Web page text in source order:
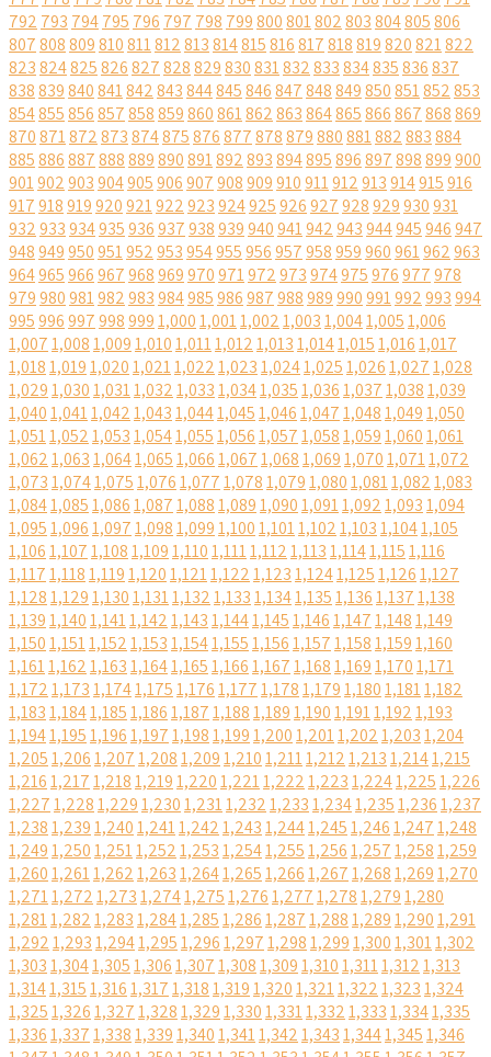
792 793 794795 796 797 798 799800801802803804805806
807808809810811812813814815816817818819820821822
823824825826827828829830831832833834835836837
838839840841842843844845846847848849850851852853
854855856857858859860861862863864865866867868869
870871872873874875876877878879880881882883884
885886887888889890891892893894895896897898899900
901902903904905906907908909910911912913914915916
917918919920921922923924925926927928929930931
932933934935936937938939940941942943944945946947
948949950951952953954955956957958959960961962963
964965966967968969970971972973974975976977978
979980981982983984985986987988989990991992993994
9959969979989991,0001,0011,0021,0031,0041,0051,006
1,0071,0081,0091,0101,0111,0121,0131,0141,0151,0161,017
1,0181,0191,0201,0211,0221,0231,0241,0251,0261,0271,028
1,0291,0301,0311,0321,0331,0341,0351,0361,0371,0381,039
1,0401,0411,0421,0431,0441,0451,0461,0471,0481,0491,050
1,0511,0521,0531,0541,0551,0561,0571,0581,0591,0601,061
1,0621,0631,0641,0651,0661,0671,0681,0691,0701,0711,072
1,0731,0741,0751,0761,0771,0781,0791,0801,0811,0821,083
1,0841,0851,0861,0871,0881,0891,0901,0911,0921,0931,094
1,0951,0961,0971,0981,0991,1001,1011,1021,1031,1041,105
1,1061,1071,1081,1091,1101,1111,1121,1131,1141,1151,116
1,1171,1181,1191,1201,1211,1221,1231,1241,1251,1261,127
1,1281,1291,1301,1311,1321,1331,1341,1351,1361,1371,138
1,1391,1401,1411,1421,1431,1441,1451,1461,1471,1481,149
1,1501,1511,1521,1531,1541,1551,1561,1571,1581,1591,160
1,1611,1621,1631,1641,1651,1661,1671,1681,1691,1701,171
1,1721,1731,1741,1751,1761,1771,1781,1791,1801,1811,182
1,1831,1841,1851,1861,1871,1881,1891,1901,1911,1921,193
1,1941,1951,1961,1971,1981,1991,2001,2011,2021,2031,204
1,2051,2061,2071,2081,2091,2101,2111,2121,2131,2141,215
1,2161,2171,2181,2191,2201,2211,2221,2231,2241,2251,226
1,2271,2281,2291,2301,2311,2321,2331,2341,2351,2361,237
1,2381,2391,2401,2411,2421,2431,2441,2451,2461,2471,248
1,2491,2501,2511,2521,2531,2541,2551,2561,2571,2581,259
1,2601,2611,2621,2631,2641,2651,2661,2671,2681,2691,270
1,2711,2721,2731,2741,2751,2761,2771,2781,2791,280
1,2811,2821,2831,2841,2851,2861,2871,2881,2891,2901,291
1,2921,2931,2941,2951,2961,2971,2981,2991,3001,3011,302
1,3031,3041,3051,3061,3071,3081,3091,3101,3111,3121,313
1,3141,3151,3161,3171,3181,3191,3201,3211,3221,3231,324
1,3251,3261,3271,3281,3291,3301,3311,3321,3331,3341,335
1,3361,3371,3381,3391,3401,3411,3421,3431,3441,3451,346